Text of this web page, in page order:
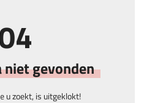
niet gevonden
u zoekt, is uitgeklokt!